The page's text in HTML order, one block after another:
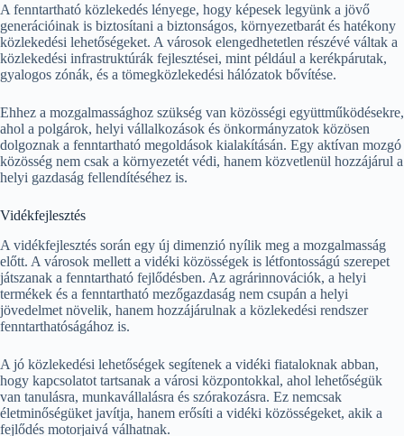
A fenntartható közlekedés lényege, hogy képesek legyünk a jövő
generációinak is biztosítani a biztonságos, környezetbarát és hatékony
közlekedési lehetőségeket. A városok elengedhetetlen részévé váltak a
közlekedési infrastruktúrák fejlesztései, mint például a kerékpárutak,
gyalogos zónák, és a tömegközlekedési hálózatok bővítése.
Ehhez a mozgalmassághoz szükség van közösségi együttműködésekre,
ahol a polgárok, helyi vállalkozások és önkormányzatok közösen
dolgoznak a fenntartható megoldások kialakításán. Egy aktívan mozgó
közösség nem csak a környezetét védi, hanem közvetlenül hozzájárul a
helyi gazdaság fellendítéséhez is.
Vidékfejlesztés
A vidékfejlesztés során egy új dimenzió nyílik meg a mozgalmasság
előtt. A városok mellett a vidéki közösségek is létfontosságú szerepet
játszanak a fenntartható fejlődésben. Az agrárinnovációk, a helyi
termékek és a fenntartható mezőgazdaság nem csupán a helyi
jövedelmet növelik, hanem hozzájárulnak a közlekedési rendszer
fenntarthatóságához is.
A jó közlekedési lehetőségek segítenek a vidéki fiataloknak abban,
hogy kapcsolatot tartsanak a városi központokkal, ahol lehetőségük
van tanulásra, munkavállalásra és szórakozásra. Ez nemcsak
életminőségüket javítja, hanem erősíti a vidéki közösségeket, akik a
fejlődés motorjaivá válhatnak.